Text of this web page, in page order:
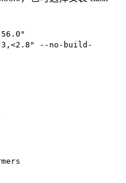
--no-build-